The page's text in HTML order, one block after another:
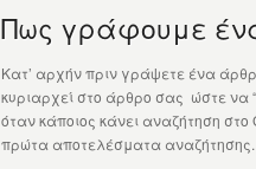
Πως γράφουμε
Κατ’ αρχήν πριν γράψετε ένα
κυριαρχεί στο άρθρο σας ώστε να
όταν κάποιος κάνει αναζήτηση
πρώτα αποτελέσματα αναζήτησης.